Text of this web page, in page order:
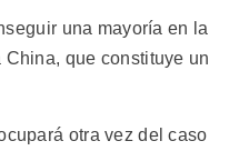
una mayoría en la
que constituye un
otra vez del caso